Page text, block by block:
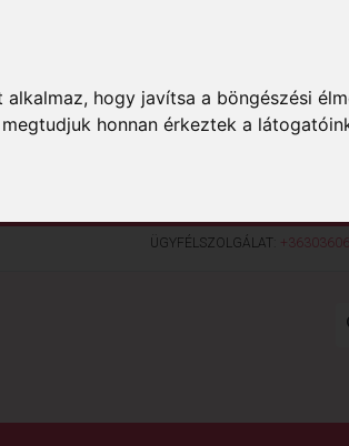
hogy javítsa a böngészési
honnan érkeztek a
ÜGYFÉLSZOLGÁLAT: